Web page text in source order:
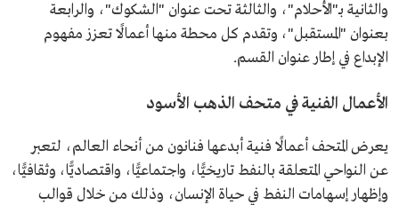
والثانية بـ"الأحلام"، والثالثة تحت عنوان "الشكوك"، والرابعة
بعنوان "المستقبل"، وتقدم كل محطة منها أعمالًا تعزز مفهوم
الإبداع في إطار عنوان القسم.
الأعمال الفنية في متحف الذهب الأسود
يعرض المتحف أعمالًا فنية أبدعها فنانون من أنحاء العالم، لتعبر
عن النواحي المتعلقة بالنفط تاريخيًّا، واجتماعيًّا، واقتصاديًّا، وثقافيًّا،
وإظهار إسهامات النفط في حياة الإنسان، وذلك من خلال قوالب